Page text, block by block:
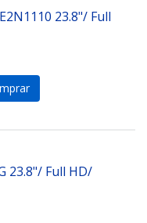
23.8"/ Full
23.8"/ Full HD/